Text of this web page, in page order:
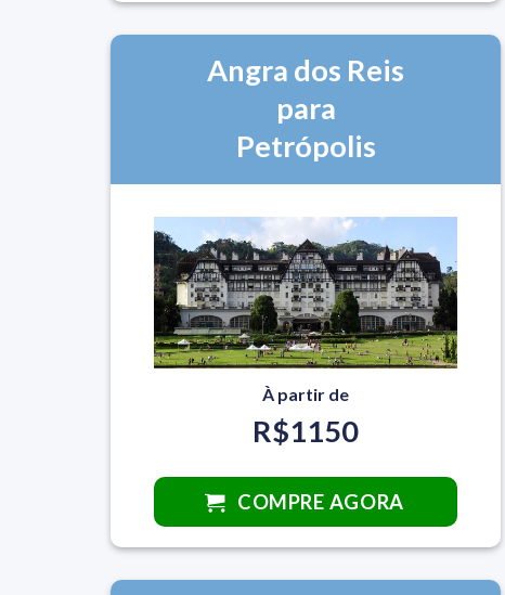
Angra dos Reis
para
Petrópolis
À partir de
R$1150
COMPRE AGORA